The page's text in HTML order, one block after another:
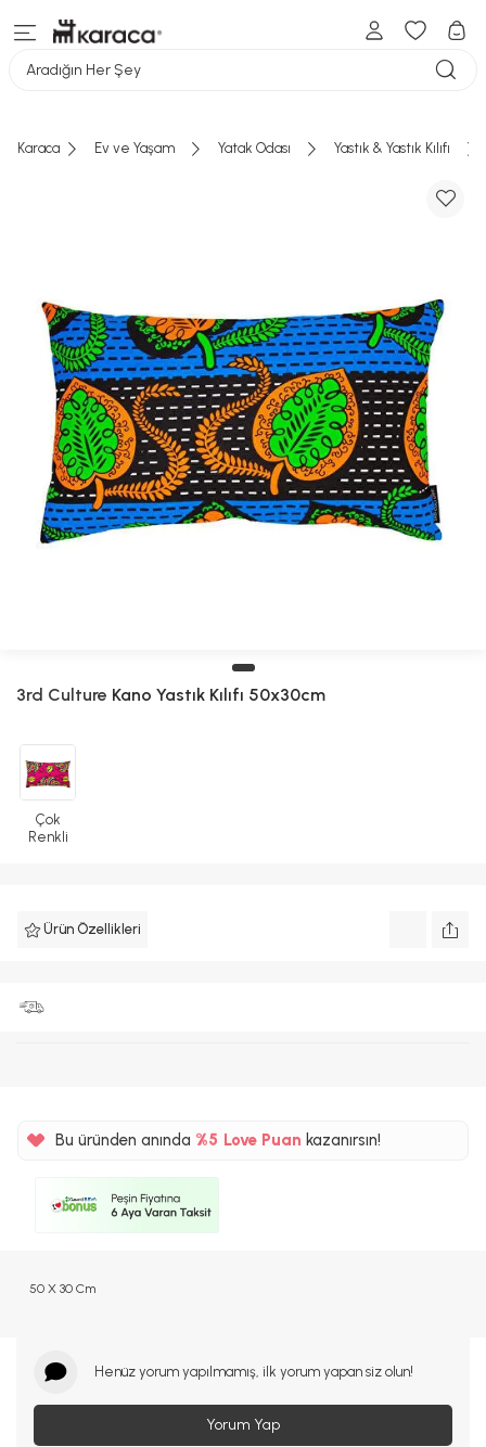
Aradığın Her Şey
Karaca Ev ve Yaşam Yatak Odası Yastık & Yastık Kılıfı
3rd Culture Kano Yastık Kılıfı 50x30cm
Çok
Renkli
Ürün Özellikleri
Bu üründen anında %5
%5
Love Puan kazanırsın!
50 X 30 Cm
Henüz yorum yapılmamış, ilk yorum yapan siz olun!
Yorum Yap